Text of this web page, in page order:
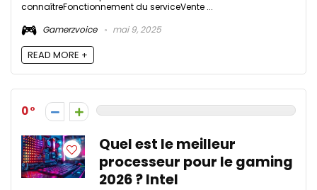
connaîtreFonctionnement du serviceVente ...
Gamerzvoice
mai 9, 2025
READ MORE +
0
Quel est le meilleur
processeur pour le gaming
2026 ? Intel